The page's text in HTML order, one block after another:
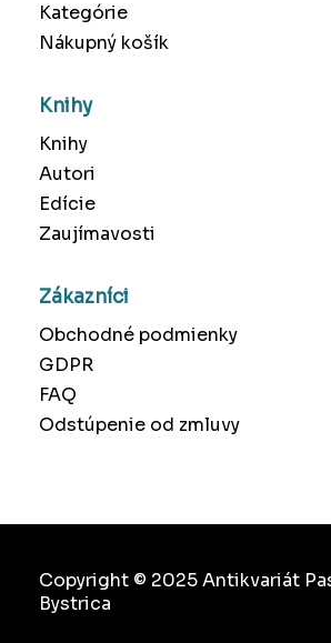
Kategórie
Nákupný košík
Knihy
Knihy
Autori
Edície
Zaujímavosti
Zákazníci
Obchodné podmienky
GDPR
FAQ
Odstúpenie od zmluvy
Copyright © 2025 Antikvariát
Bystrica